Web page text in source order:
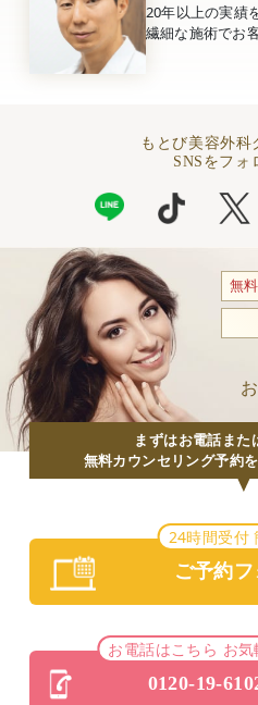
20年以上の実績
繊細な施術でお
もとび美容外科
SNSをフォ
無料
まずはお電話また
無料カウンセリング予約
24時間受付
ご予約
お電話はこちら お
0120-19-